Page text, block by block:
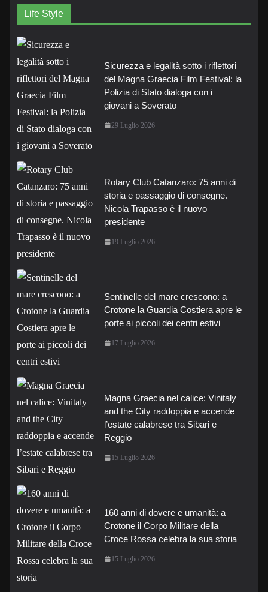
Life Style
Sicurezza e legalità sotto i riflettori
del Magna Graecia Film Festival: la
Polizia di Stato dialoga con i
giovani a Soverato
29 Luglio 2026
Rotary Club Catanzaro: 75 anni di
storia e passaggio di consegne.
Nicola Trapasso è il nuovo
presidente
19 Luglio 2026
Sentinelle del mare crescono: a
Crotone la Guardia Costiera apre le
porte ai piccoli dei centri estivi
17 Luglio 2026
Magna Graecia nel calice: Vinitaly
and the City raddoppia e accende
l’estate calabrese tra Sibari e
Reggio
15 Luglio 2026
160 anni di dovere e umanità: a
Crotone il Corpo Militare della
Croce Rossa celebra la sua storia
15 Luglio 2026